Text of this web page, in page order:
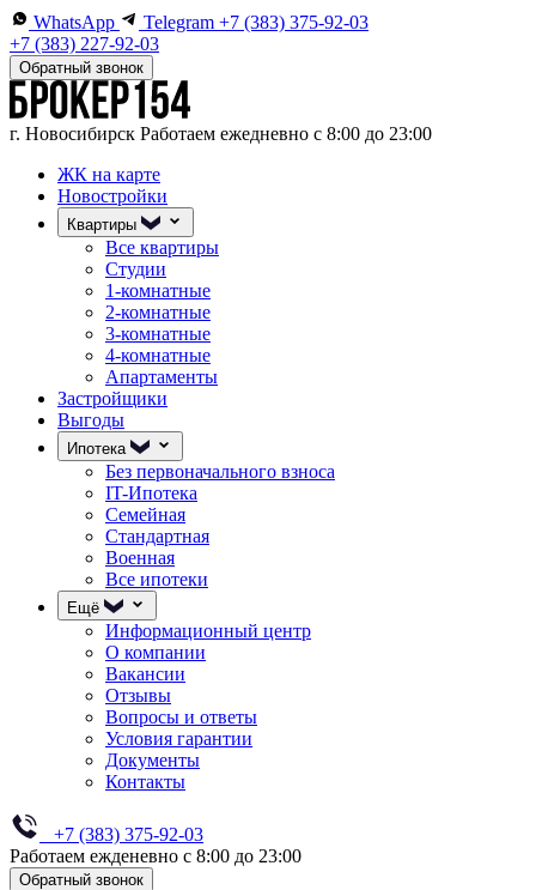
WhatsApp Telegram +7 (383) 375-92-03
+7 (383) 227-92-03
Обратный звонок
г. Новосибирск Работаем ежедневно с 8:00 до 23:00
ЖК на карте
Новостройки
Квартиры
Все квартиры
Студии
1-комнатные
2-комнатные
3-комнатные
4-комнатные
Апартаменты
Застройщики
Выгоды
Ипотека
Без первоначального взноса
IT-Ипотека
Семейная
Стандартная
Военная
Все ипотеки
Ещё
Информационный центр
О компании
Вакансии
Отзывы
Вопросы и ответы
Условия гарантии
Документы
Контакты
+7 (383) 375-92-03
Работаем ежденевно с 8:00 до 23:00
Обратный звонок